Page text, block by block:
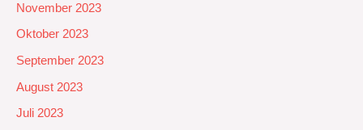
November 2023
Oktober 2023
September 2023
August 2023
Juli 2023